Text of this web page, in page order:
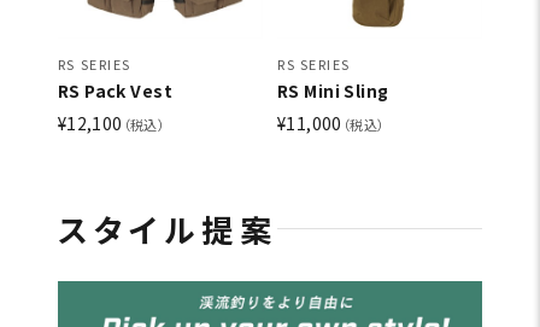
RS SERIES
RS Pack Vest
¥12,100 （税込）
RS SERIES
RS Mini Sling
¥11,000 （税込）
スタイル提案